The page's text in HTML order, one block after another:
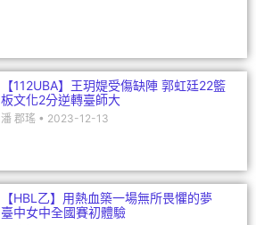
【112UBA】王玥媞受傷缺陣 郭虹廷22籃
板文化2分逆轉臺師大
潘 郡瑤 2023-12-13
【HBL乙】用熱血築一場無所畏懼的夢
臺中女中全國賽初體驗